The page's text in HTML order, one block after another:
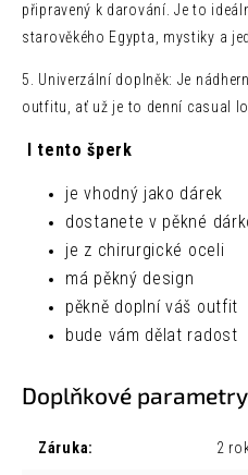
připravený k darování. Je to
starověkého Egypta, mystiky a
5. Univerzální doplněk: Je
outfitu, ať už je to denní casual
I tento šperk
je vhodný jako dárek
dostanete v pěkné
je z chirurgické oceli
má pěkný design
pěkně doplní váš outfit
bude vám dělat radost
Doplňkové parametry
Záruka: 2